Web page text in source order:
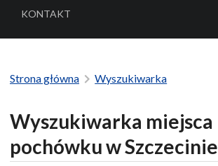
KONTAKT
Strona główna Wyszukiwarka
Wyszukiwarka miejsca
pochówku w Szczecinie